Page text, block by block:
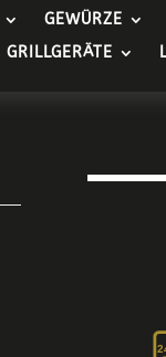
GEWÜRZE
GRILLGERÄTE